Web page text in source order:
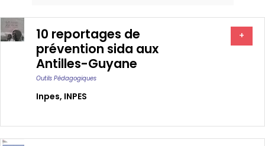
10 reportages de
prévention sida aux
Antilles-Guyane
Outils Pédagogiques
Inpes, INPES
+